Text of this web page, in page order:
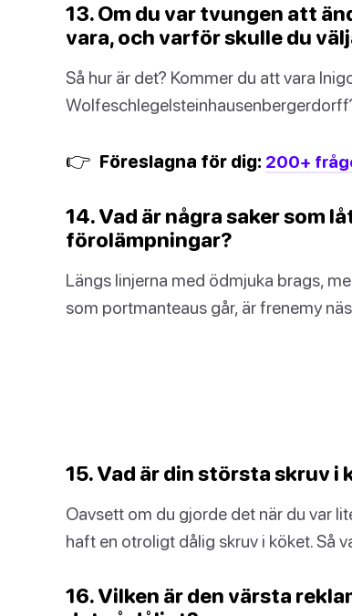
13. Om du var tvungen att
vara, och varför skulle du
Så hur är det? Kommer du att vara
👉 Föreslagna för dig: 200+
14. Vad är några saker som
förolämpningar?
Längs linjerna med ödmjuka brags,
som portmanteaus går, är frenemy
15. Vad är din största skruv i
Oavsett om du gjorde det när du var
haft en otroligt dålig skruv i köket. Så
16. Vilken är den värsta